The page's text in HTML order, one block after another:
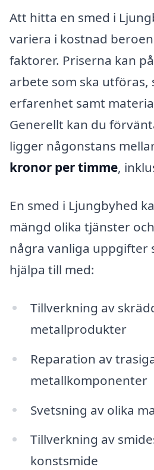
Att hitta en smed i
variera i kostnad
faktorer. Priserna kan
arbete som ska utföras,
erfarenhet samt
Generellt kan du
ligger någonstans
kronor per timme,
En smed i Ljungbyhed
mängd olika tjänster
några vanliga uppgifter
hjälpa till med:
Tillverkning av
metallprodukter
Reparation av
metallkomponenter
Svetsning av olika
Tillverkning av
konstsmide